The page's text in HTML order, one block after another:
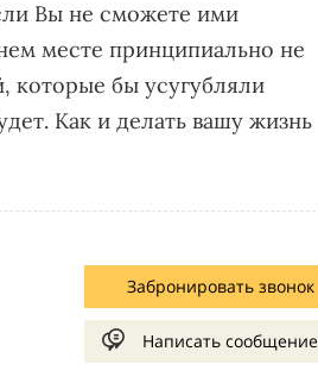
Вы не сможете ими
месте принципиально не
которые бы усугубляли
Как и делать вашу жизнь
Забронировать звонок
Написать сообщение